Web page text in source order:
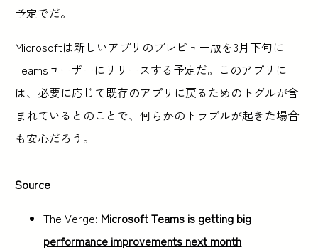
予定でだ。
Microsoftは新しいアプリのプレビュー版を3月下旬に
Teamsユーザーにリリースする予定だ。このアプリに
は、必要に応じて既存のアプリに戻るためのトグルが含
まれているとのことで、何らかのトラブルが起きた場合
も安心だろう。
Source
The Verge: Microsoft Teams is getting big
performance improvements next month